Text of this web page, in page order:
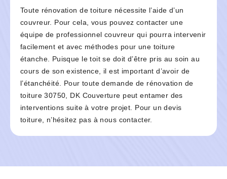
Toute rénovation de toiture nécessite l’aide d’un
couvreur. Pour cela, vous pouvez contacter une
équipe de professionnel couvreur qui pourra intervenir
facilement et avec méthodes pour une toiture
étanche. Puisque le toit se doit d’être pris au soin au
cours de son existence, il est important d’avoir de
l’étanchéité. Pour toute demande de rénovation de
toiture 30750, DK Couverture peut entamer des
interventions suite à votre projet. Pour un devis
toiture, n’hésitez pas à nous contacter.